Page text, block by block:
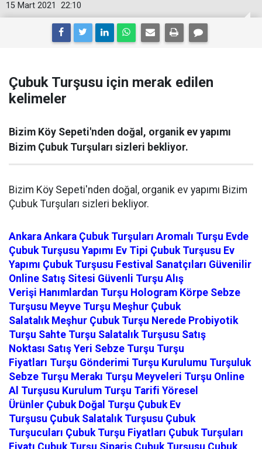
22:10
15 Mart 2021
Çubuk Turşusu için merak edilen
kelimeler
Bizim Köy Sepeti'nden doğal, organik ev yapımı
Bizim Çubuk Turşuları sizleri bekliyor.
Bizim Köy Sepeti'nden doğal, organik ev yapımı Bizim
Çubuk Turşuları sizleri bekliyor.
Ankara Ankara Çubuk Turşuları Aromalı Turşu Evde
Çubuk Turşusu Yapımı Ev Tipi Çubuk Turşusu Ev
Yapımı Çubuk Turşusu Festival Sanatçıları Güvenilir
Online Satış Sitesi Güvenli Turşu Alış
Verişi Hanımlardan Turşu Hologram Körpe Sebze
Turşusu Meyve Turşu Meşhur Çubuk
Salatalık Meşhur Çubuk Turşu Nerede Probiyotik
Turşu Sahte Turşu Salatalık Turşusu Satış
Noktası Satış Yeri Sebze Turşu Turşu
Fiyatları Turşu Gönderimi Turşu Kurulumu Turşuluk
Sebze Turşu Merakı Turşu Meyveleri Turşu Online
Al Turşusu Kurulum Turşu Tarifi Yöresel
Ürünler Çubuk Doğal Turşu Çubuk Ev
Turşusu Çubuk Salatalık Turşusu Çubuk
Turşucuları Çubuk Turşu Fiyatları Çubuk Turşuları
Fiyatı Çubuk Turşu Sipariş Çubuk Turşusu Çubuk